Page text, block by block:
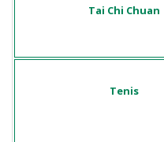
Tai Chi Chuan
Tenis